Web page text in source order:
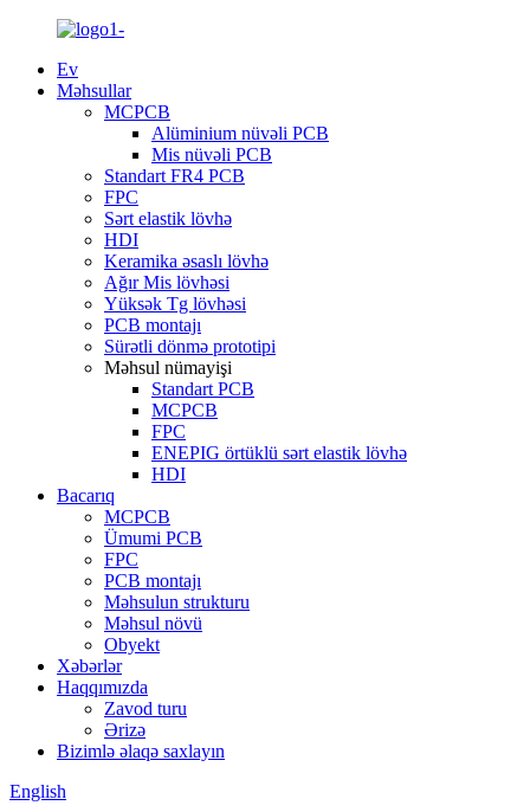
Ev
Məhsullar
MCPCB
Alüminium nüvəli PCB
Mis nüvəli PCB
Standart FR4 PCB
FPC
Sərt elastik lövhə
HDI
Keramika əsaslı lövhə
Ağır Mis lövhəsi
Yüksək Tg lövhəsi
PCB montajı
Sürətli dönmə prototipi
Məhsul nümayişi
Standart PCB
MCPCB
FPC
ENEPIG örtüklü sərt elastik lövhə
HDI
Bacarıq
MCPCB
Ümumi PCB
FPC
PCB montajı
Məhsulun strukturu
Məhsul növü
Obyekt
Xəbərlər
Haqqımızda
Zavod turu
Ərizə
Bizimlə əlaqə saxlayın
English